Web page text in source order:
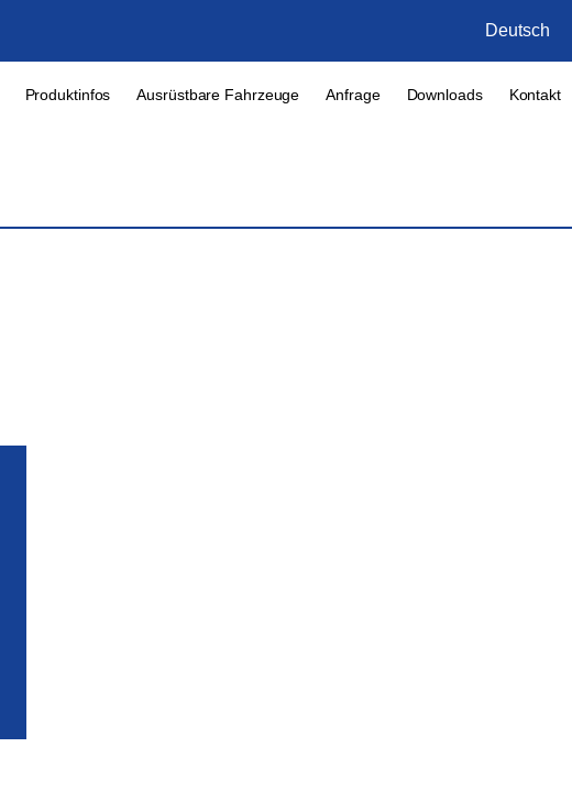
Deutsch
Produktinfos Ausrüstbare Fahrzeuge Anfrage Downloads Kontakt